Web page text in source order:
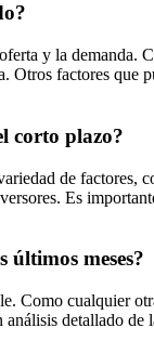
y la demanda.
factores
corto plazo?
de
Es
últimos meses?
Como cualquier
detallado